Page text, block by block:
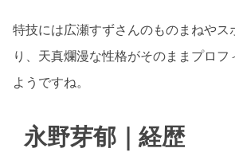
特技には広瀬すずさんのものまねやス
り、天真爛漫な性格がそのままプロフ
ようですね。
永野芽郁｜経歴